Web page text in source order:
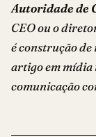
Autoridade de
CEO ou o
é construção de
artigo em mídia
comunicação